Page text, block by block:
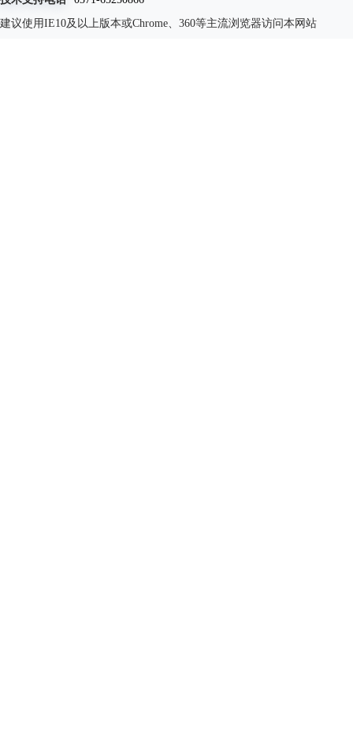
建议使用IE10及以上版本或Chrome、360等主流浏览器访问本网站